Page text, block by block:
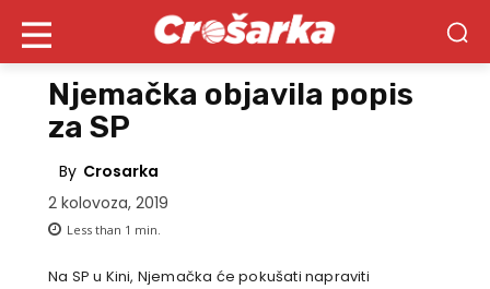
Njemačka objavila popis
za SP
By Crosarka
2 kolovoza, 2019
Less than 1 min.
Na SP u Kini, Njemačka će pokušati napraviti